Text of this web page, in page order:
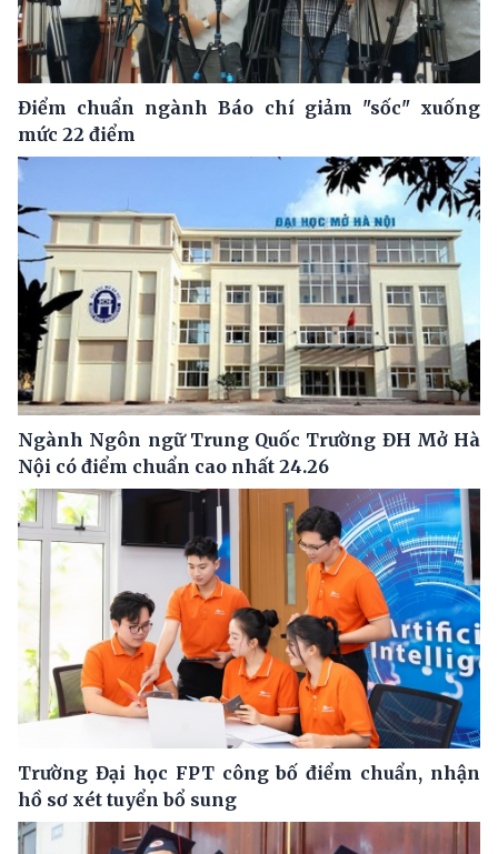
Điểm chuẩn ngành Báo chí giảm "sốc" xuống
mức 22 điểm
Ngành Ngôn ngữ Trung Quốc Trường ĐH Mở Hà
Nội có điểm chuẩn cao nhất 24.26
Trường Đại học FPT công bố điểm chuẩn, nhận
hồ sơ xét tuyển bổ sung